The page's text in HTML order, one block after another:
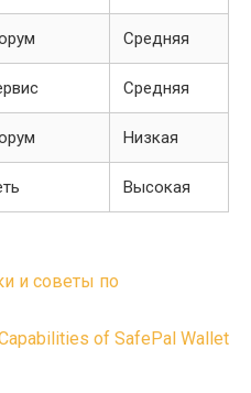
Средняя
Средняя
Низкая
Высокая
и советы по
of SafePal Wallet